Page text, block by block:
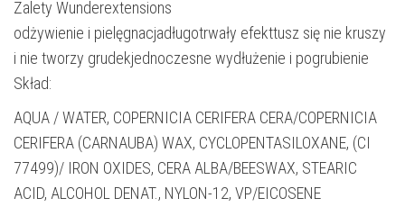
Zalety Wunderextensions
odżywienie i pielęgnacjadługotrwały efekttusz się nie kruszy
i nie tworzy grudekjednoczesne wydłużenie i pogrubienie
Skład:
AQUA / WATER, COPERNICIA CERIFERA CERA/COPERNICIA
CERIFERA (CARNAUBA) WAX, CYCLOPENTASILOXANE, (CI
77499)/ IRON OXIDES, CERA ALBA/BEESWAX, STEARIC
ACID, ALCOHOL DENAT., NYLON-12, VP/EICOSENE